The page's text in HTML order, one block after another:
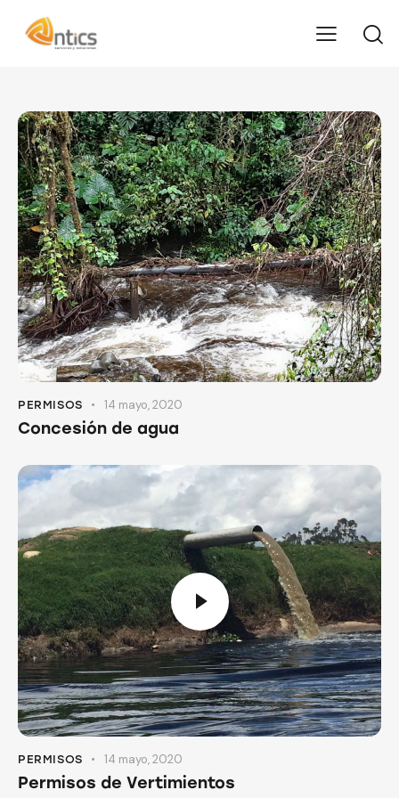
PERMISOS 14 mayo, 2020
Concesión de agua
PERMISOS 14 mayo, 2020
Permisos de Vertimientos